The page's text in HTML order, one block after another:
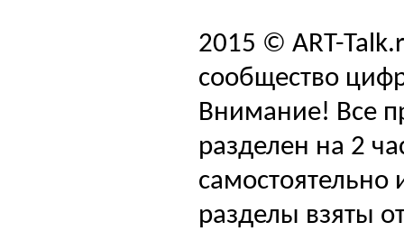
2015 © ART-
сообщество
Внимание! Все
разделен на 2
самостоятельно
разделы взяты